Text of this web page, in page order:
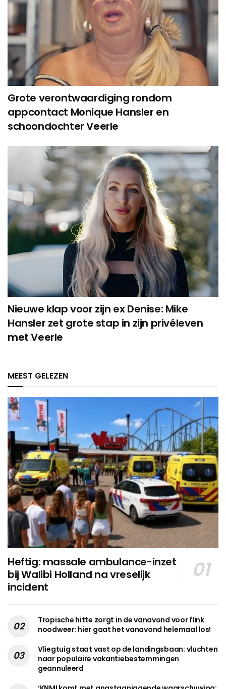
Grote verontwaardiging rondom
appcontact Monique Hansler en
schoondochter Veerle
Nieuwe klap voor zijn ex Denise: Mike
Hansler zet grote stap in zijn privéleven
met Veerle
MEEST GELEZEN
Heftig: massale ambulance-inzet
bij Walibi Holland na vreselijk
incident
Tropische hitte zorgt in de vanavond voor flink
noodweer: hier gaat het vanavond helemaal los!
Vliegtuig staat vast op de landingsbaan: vluchten
naar populaire vakantiebestemmingen
geannuleerd